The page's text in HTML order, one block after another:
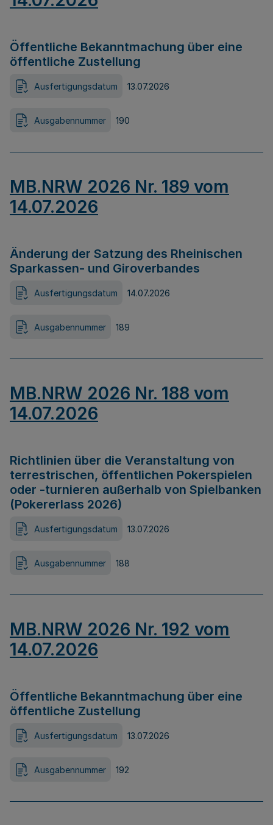
Öffentliche Bekanntmachung über eine
öffentliche Zustellung
Ausfertigungsdatum 13.07.2026
Ausgabennummer 190
MB.NRW 2026 Nr. 189 vom
14.07.2026
Änderung der Satzung des Rheinischen
Sparkassen- und Giroverbandes
Ausfertigungsdatum 14.07.2026
Ausgabennummer 189
MB.NRW 2026 Nr. 188 vom
14.07.2026
Richtlinien über die Veranstaltung von
terrestrischen, öffentlichen Pokerspielen
oder -turnieren außerhalb von Spielbanken
(Pokererlass 2026)
Ausfertigungsdatum 13.07.2026
Ausgabennummer 188
MB.NRW 2026 Nr. 192 vom
14.07.2026
Öffentliche Bekanntmachung über eine
öffentliche Zustellung
Ausfertigungsdatum 13.07.2026
Ausgabennummer 192